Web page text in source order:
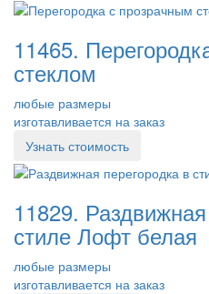
11465.
стеклом
любые размеры
изготавливается на заказ
Узнать стоимость
11829.
стиле Лофт белая
любые размеры
изготавливается на заказ